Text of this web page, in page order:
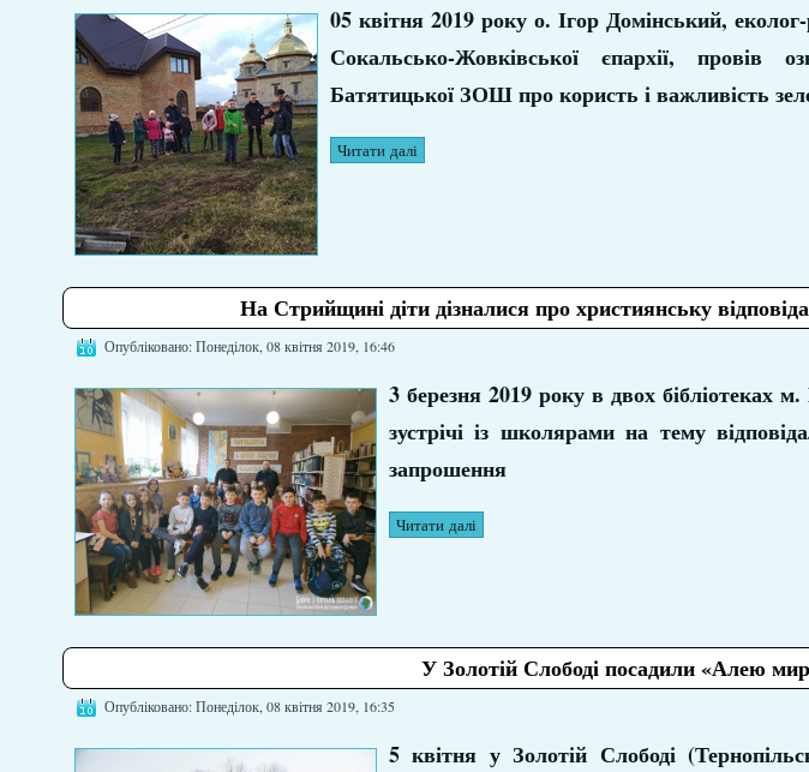
05 квітня 2019 року о. Ігор Домінський,
Сокальсько-Жовківської єпархії, провів
Батятицької ЗОШ про користь і важливість
Читати далі
На Стрийщині діти дізналися про християнську
Опубліковано: Понеділок, 08 квітня 2019, 16:46
3 березня 2019 року в двох бібліотеках
зустрічі із школярами на тему
запрошення
Читати далі
У Золотій Слободі посадили «Алею
Опубліковано: Понеділок, 08 квітня 2019, 16:35
5 квітня у Золотій Слободі